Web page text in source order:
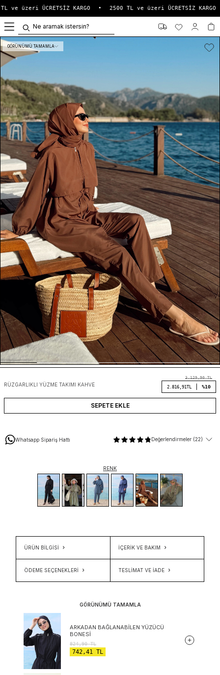
ve üzeri ÜCRETSİZ KARGO 2500 TL ve üzeri ÜCRETSİZ KARGO
GÖRÜNÜMÜ TAMAMLA
RÜZGARLIKLI YÜZME TAKIMI KAHVE
3.129,90TL
2.816,91 TL %10
SEPETE EKLE
Whatsapp Sipariş Hattı Değerlendirmeler (22)
RENK
ÜRÜN BİLGİSİ İÇERIK VE BAKIM
ÖDEME SEÇENEKLERI TESLIMAT VE İADE
GÖRÜNÜMÜ TAMAMLA
ARKADAN BAĞLANABILEN YÜZÜCÜ
BONESI
824,90TL
742,41 TL